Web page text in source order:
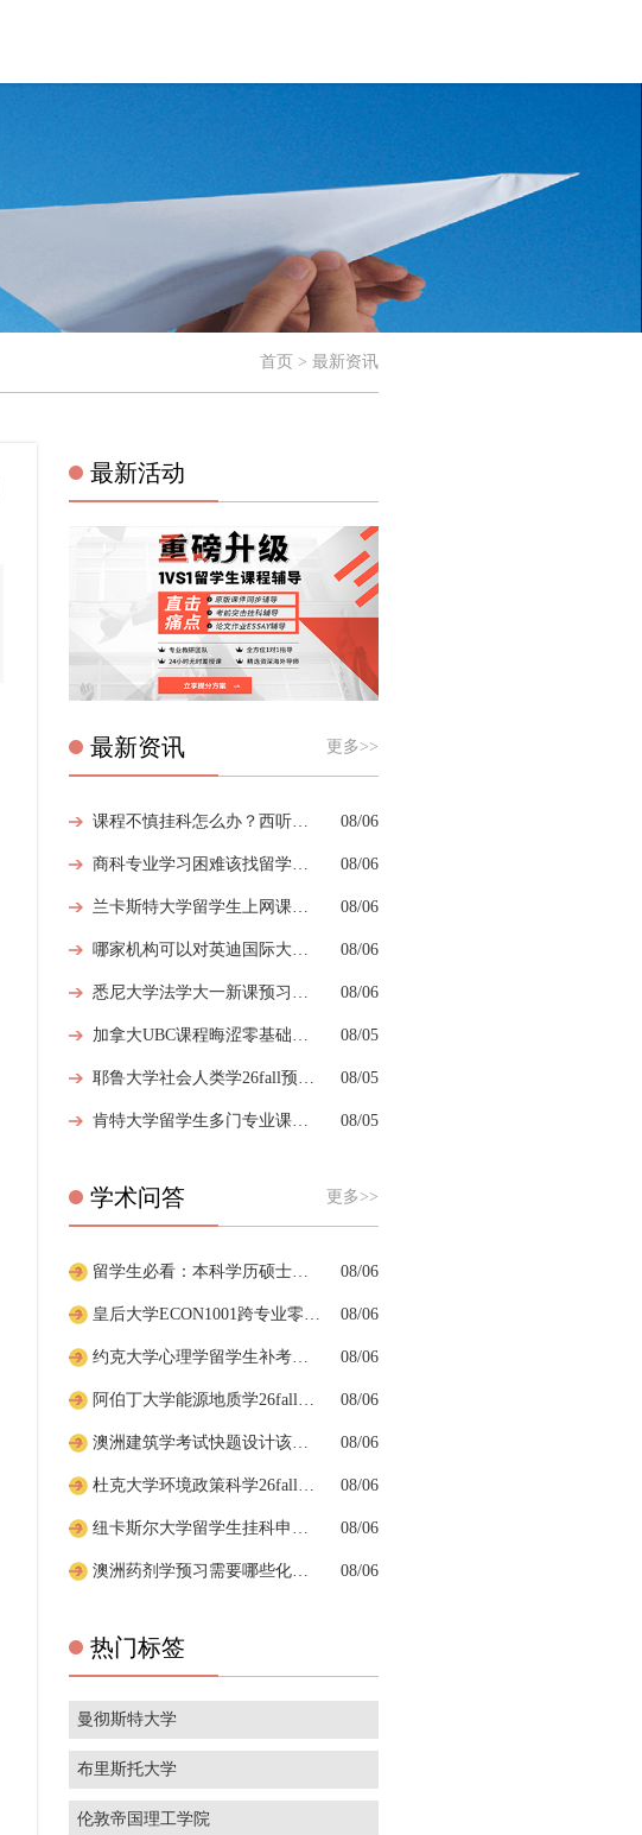
首页 > 最新资讯
最新活动
最新资讯 更多>>
08/06
08/06
08/06
08/06
08/06
08/05
08/05
08/05
学术问答 更多>>
08/06
08/06
08/06
08/06
08/06
08/06
08/06
08/06
热门标签
曼彻斯特大学
布里斯托大学
伦敦帝国理工学院